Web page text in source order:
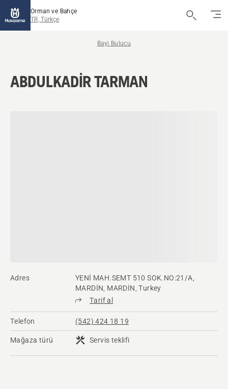
Orman ve Bahçe
TR, Türkçe
Bayi Bulucu
ABDULKADİR TARMAN
Adres
YENİ MAH.SEMT 510 SOK.NO:21/A,
MARDİN, MARDİN, Turkey
Tarif al
Telefon (542) 424 18 19
Mağaza türü Servis teklifi